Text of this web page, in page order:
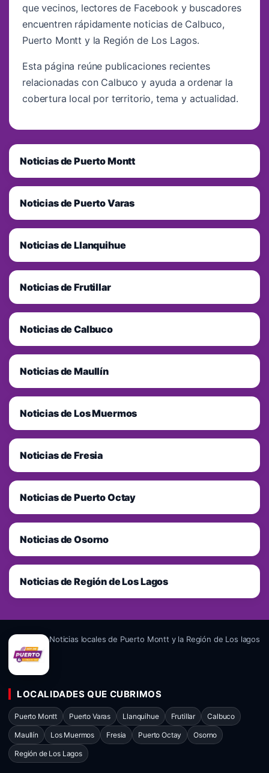
que vecinos, lectores de Facebook y buscadores
encuentren rápidamente noticias de Calbuco,
Puerto Montt y la Región de Los Lagos.
Esta página reúne publicaciones recientes
relacionadas con Calbuco y ayuda a ordenar la
cobertura local por territorio, tema y actualidad.
Noticias de Puerto Montt
Noticias de Puerto Varas
Noticias de Llanquihue
Noticias de Frutillar
Noticias de Calbuco
Noticias de Maullín
Noticias de Los Muermos
Noticias de Fresia
Noticias de Puerto Octay
Noticias de Osorno
Noticias de Región de Los Lagos
Noticias locales de Puerto Montt y la Región de Los lagos
LOCALIDADES QUE CUBRIMOS
Puerto Montt Puerto Varas Llanquihue Frutillar Calbuco
Maullín Los Muermos Fresia Puerto Octay Osorno
Región de Los Lagos